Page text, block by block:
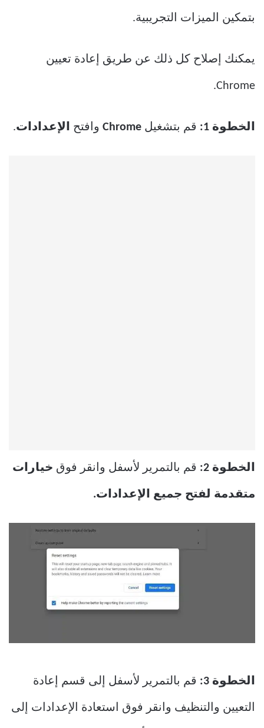
بتمكين الميزات التجريبية.
يمكنك إصلاح كل ذلك عن طريق إعادة تعيين
Chrome.
الخطوة 1: قم بتشغيل Chrome وافتح الإعدادات.
الخطوة 2: قم بالتمرير لأسفل وانقر فوق خيارات
متقدمة لفتح جميع الإعدادات.
الخطوة 3: قم بالتمرير لأسفل إلى قسم إعادة
التعيين والتنظيف وانقر فوق استعادة الإعدادات إلى